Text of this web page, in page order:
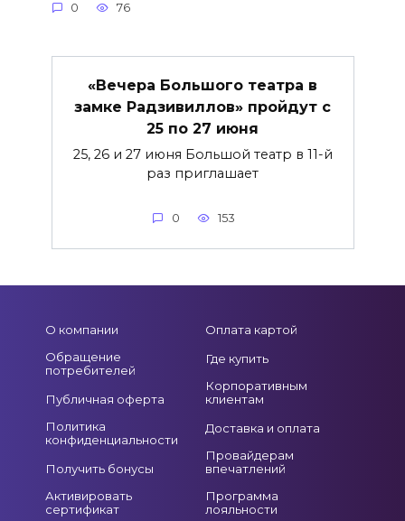
0 76
«Вечера Большого театра в
замке Радзивиллов» пройдут с
25 по 27 июня
25, 26 и 27 июня Большой театр в 11-й
раз приглашает
0 153
О компании
Обращение
потребителей
Публичная оферта
Политика
конфиденциальности
Получить бонусы
Активировать
сертификат
Оплата картой
Где купить
Корпоративным
клиентам
Доставка и оплата
Провайдерам
впечатлений
Программа
лояльности